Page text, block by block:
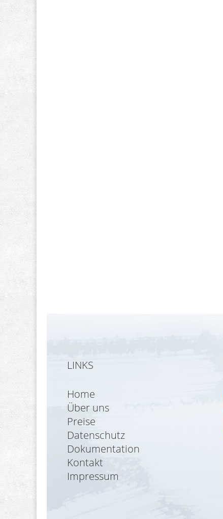
LINKS
Home
Über uns
Preise
Datenschutz
Dokumentation
Kontakt
Impressum